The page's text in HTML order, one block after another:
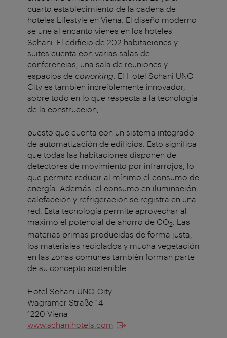
cuarto establecimiento de la cadena de
hoteles Lifestyle en Viena. El diseño moderno
se une al encanto vienés en los hoteles
Schani. El edificio de 202 habitaciones y
suites cuenta con varias salas de
conferencias, una sala de reuniones y
espacios de coworking . El Hotel Schani UNO
City es también increíblemente innovador,
sobre todo en lo que respecta a la tecnología
de la construcción,
puesto que cuenta con un sistema integrado
de automatización de edificios. Esto significa
que todas las habitaciones disponen de
detectores de movimiento por infrarrojos, lo
que permite reducir al mínimo el consumo de
energía. Además, el consumo en iluminación,
calefacción y refrigeración se registra en una
red. Esta tecnología permite aprovechar al
máximo el potencial de ahorro de CO2 . Las
materias primas producidas de forma justa,
los materiales reciclados y mucha vegetación
en las zonas comunes también forman parte
de su concepto sostenible.
Hotel Schani UNO-City
Wagramer Straße 14
1220 Viena
www.schanihotels.com